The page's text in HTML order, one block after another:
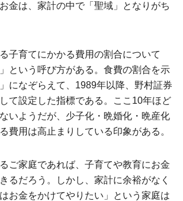
金は、家計の中で「聖域」となりがち
子育てにかかる費用の割合について
という呼び方がある。食費の割合を示
になぞらえて、1989年以降、野村証券
て設定した指標である。ここ10年ほど
いようだが、少子化・晩婚化・晩産化
費用は高止まりしている印象がある。
ご家庭であれば、子育てや教育にお金
るだろう。しかし、家計に余裕がなく
お金をかけてやりたい」という家庭は